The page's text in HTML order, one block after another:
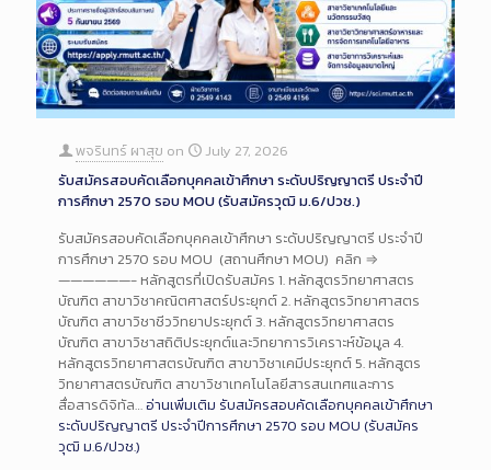
พจรินทร์ ผาสุข on
July 27, 2026
รับสมัครสอบคัดเลือกบุคคลเข้าศึกษา ระดับปริญญาตรี ประจำปี
การศึกษา 2570 รอบ MOU (รับสมัครวุฒิ ม.6/ปวช.)
รับสมัครสอบคัดเลือกบุคคลเข้าศึกษา ระดับปริญญาตรี ประจำปี
การศึกษา 2570 รอบ MOU (สถานศึกษา MOU) คลิก ⇒
——————- หลักสูตรที่เปิดรับสมัคร 1. หลักสูตรวิทยาศาสตร
บัณฑิต สาขาวิชาคณิตศาสตร์ประยุกต์ 2. หลักสูตรวิทยาศาสตร
บัณฑิต สาขาวิชาชีววิทยาประยุกต์ 3. หลักสูตรวิทยาศาสตร
บัณฑิต สาขาวิชาสถิติประยุกต์และวิทยาการวิเคราะห์ข้อมูล 4.
หลักสูตรวิทยาศาสตรบัณฑิต สาขาวิชาเคมีประยุกต์ 5. หลักสูตร
วิทยาศาสตรบัณฑิต สาขาวิชาเทคโนโลยีสารสนเทศและการ
สื่อสารดิจิทัล…อ่านเพิ่มเติม รับสมัครสอบคัดเลือกบุคคลเข้าศึกษา
ระดับปริญญาตรี ประจำปีการศึกษา 2570 รอบ MOU (รับสมัคร
วุฒิ ม.6/ปวช.)